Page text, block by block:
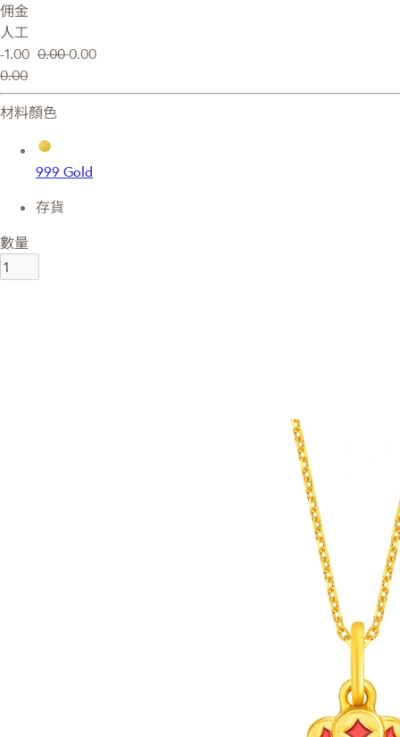
佣金
人工
-1.00 0.000.00
0.00
材料顏色
999 Gold
存貨
數量